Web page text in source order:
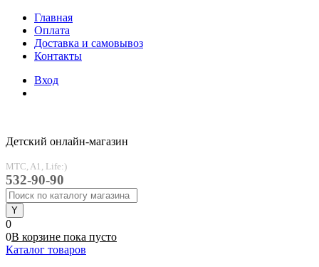
Главная
Оплата
Доставка и самовывоз
Контакты
Вход
Детский онлайн-магазин
MTC, A1, Life:)
532-90-90
0
0В корзине пока пусто
Каталог товаров